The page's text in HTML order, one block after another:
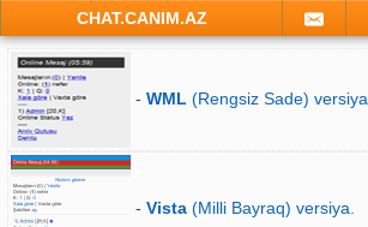
CHAT.CANIM.AZ
- WML (Rengsiz Sade) versiya.
- Vista (Milli Bayraq) versiya.